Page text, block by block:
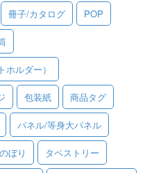
問）
冊子/カタログ POP
ルダー）
包装紙 商品タグ
パネル/等身大パネル
のぼり タペストリー